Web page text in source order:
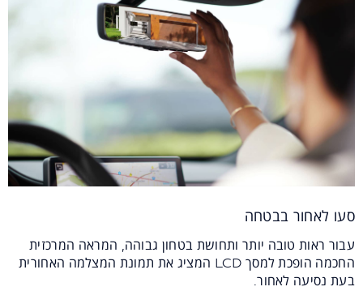
סעו לאחור בבטחה
עבור ראות טובה יותר ותחושת בטחון גבוהה, המראה המרכזית
החכמה הופכת למסך LCD המציג את תמונת המצלמה האחורית
בעת נסיעה לאחור.